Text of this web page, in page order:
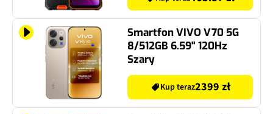
Smartfon VIVO V70 5G
8/512GB 6.59" 120Hz
Szary
Kup teraz2399 zł